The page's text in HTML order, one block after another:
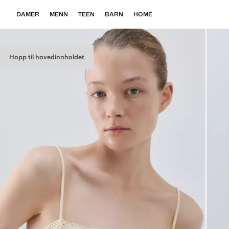
Hopp til hovedinnholdet
DAMER MENN TEEN BARN HOME